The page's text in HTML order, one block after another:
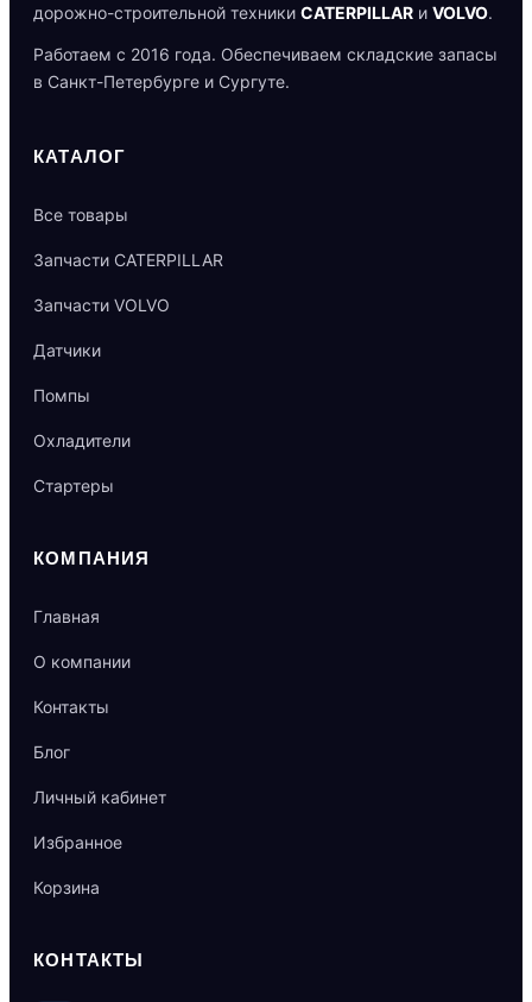
дорожно-строительной техники CATERPILLAR и VOLVO.
Работаем с 2016 года. Обеспечиваем складские запасы
в Санкт-Петербурге и Сургуте.
КАТАЛОГ
Все товары
Запчасти CATERPILLAR
Запчасти VOLVO
Датчики
Помпы
Охладители
Стартеры
КОМПАНИЯ
Главная
О компании
Контакты
Блог
Личный кабинет
Избранное
Корзина
КОНТАКТЫ